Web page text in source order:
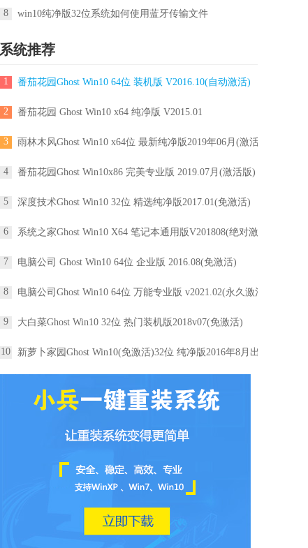
8 win10纯净版32位系统如何使用蓝牙传输文件
系统推荐
1 番茄花园Ghost Win10 64位 装机版 V2016.10(自动激活)
2 番茄花园 Ghost Win10 x64 纯净版 V2015.01
3 雨林木风Ghost Win10 x64位 最新纯净版2019年06月(激活版)
4 番茄花园Ghost Win10x86 完美专业版 2019.07月(激活版)
5 深度技术Ghost Win10 32位 精选纯净版2017.01(免激活)
6 系统之家Ghost Win10 X64 笔记本通用版V201808(绝对激活)
7 电脑公司 Ghost Win10 64位 企业版 2016.08(免激活)
8 电脑公司Ghost Win10 64位 万能专业版 v2021.02(永久激活)
9 大白菜Ghost Win10 32位 热门装机版2018v07(免激活)
10 新萝卜家园Ghost Win10(免激活)32位 纯净版2016年8月出品